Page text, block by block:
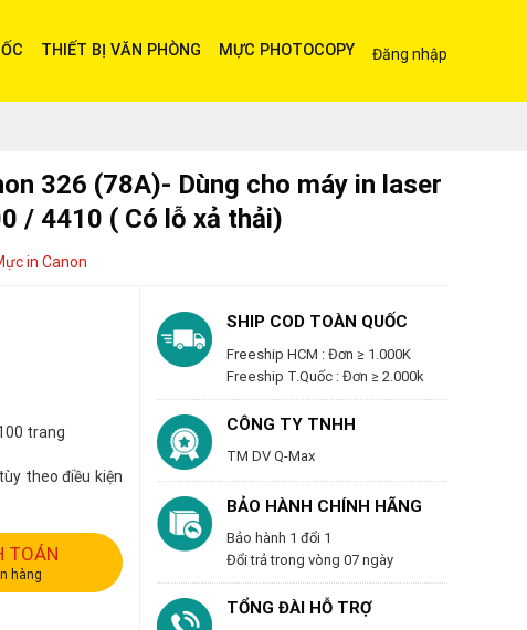
THIẾT BỊ VĂN PHÒNG MỰC PHOTOCOPY Đăng nhập
326 (78A)- Dùng cho máy in laser
/ 4410 ( Có lỗ xả thải)
in Canon
trang
theo điều kiện
TOÁN
hàng
SHIP COD TOÀN QUỐC
Freeship HCM : Đơn ≥ 1.000K
Freeship T.Quốc : Đơn ≥ 2.000k
CÔNG TY TNHH
TM DV Q-Max
BẢO HÀNH CHÍNH HÃNG
Bảo hành 1 đổi 1
Đổi trả trong vòng 07 ngày
TỔNG ĐÀI HỖ TRỢ